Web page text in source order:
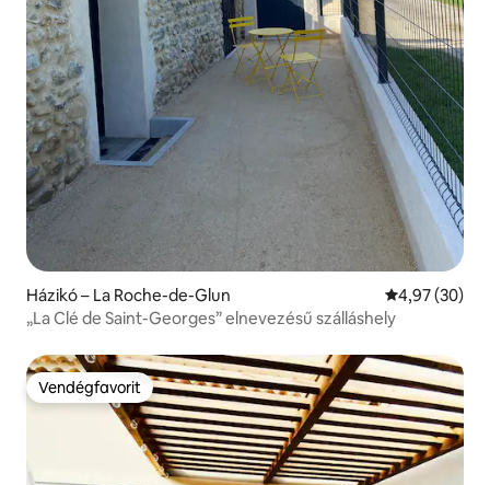
Házikó – La Roche-de-Glun Átlagos
4,97 (30)
„La Clé de Saint-Georges” elnevezésű szálláshely
Vendégfavorit
Vendégfavorit